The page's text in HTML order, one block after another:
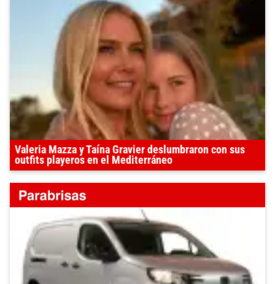
Valeria Mazza y Taína Gravier deslumbraron con sus
outfits playeros en el Mediterráneo